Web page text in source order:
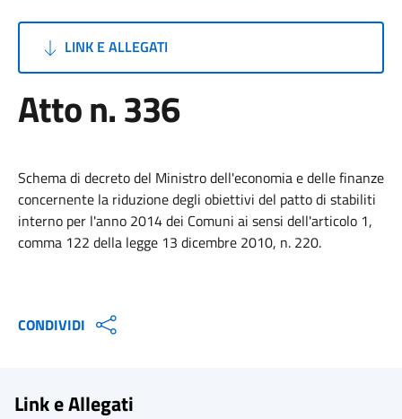
LINK E ALLEGATI
Atto n. 336
Schema di decreto del Ministro dell'economia e delle finanze
concernente la riduzione degli obiettivi del patto di stabiliti
interno per l'anno 2014 dei Comuni ai sensi dell'articolo 1,
comma 122 della legge 13 dicembre 2010, n. 220.
CONDIVIDI
Link e Allegati